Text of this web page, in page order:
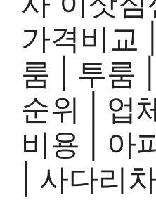
가격비교
룸 | 투룸 |
순위 | 업
비용 | 아
| 사다리차